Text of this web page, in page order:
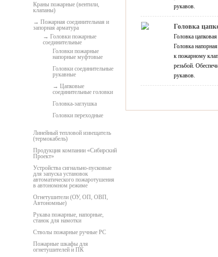
Краны пожарные (вентили,
клапаны)
Пожарная соединительная и
запорная арматура
Головки пожарные
соединительные
Головки пожарные
напорные муфтовые
Головки соединительные
рукавные
Цапковые
соединительные головки
Головка-заглушка
Головки переходные
Линейный тепловой извещатель
(термокабель)
Продукция компании «Сибирский
Проект»
Устройства сигнально-пусковые
для запуска установок
автоматического пожаротушения
в автономном режиме
Огнетушители (ОУ, ОП, ОВП,
Автономные)
Рукава пожарные, напорные,
станок для намотки
Стволы пожарные ручные РС
Пожарные шкафы для
огнетушителей и ПК
рукавов.
Головка
Головка
Головка
к пожарному
резьбой.
рукавов.